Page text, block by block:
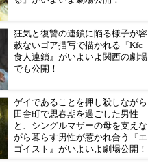
狂気と復讐の連鎖に陥る様子が容
赦ないゴア描写で描かれる『Kfc
食人連鎖』がいよいよ関西の劇場
でも公開！
ゲイであることを押し殺しながら
田舎町で思春期を過ごした男性
と、シングルマザーの母を支えな
がら暮らす男性が惹かれ合う『エ
ゴイスト』がいよいよ劇場公開！